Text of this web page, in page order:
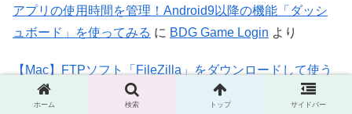
アプリの使用時間を管理！Android9以降の機能「ダッシ
ュボード」を使ってみる に BDG Game Login より
【Mac】FTPソフト「FileZilla」をダウンロードして使う
101 game
ホーム 検索 トップ サイドバー